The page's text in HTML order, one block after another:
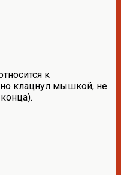
к
клацнул мышкой, не